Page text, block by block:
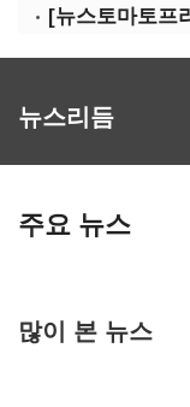
[뉴스토마토프
뉴스리듬
주요 뉴스
많이 본 뉴스